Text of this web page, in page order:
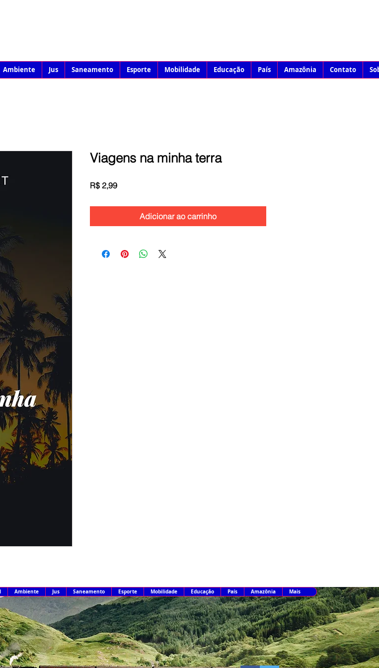
Ambiente Jus Saneamento Esporte Mobilidade Educação País Amazônia Contato
Viagens na minha terra
R$ 2,99Preço
Adicionar ao carrinho
Ambiente Jus Saneamento Esporte Mobilidade Educação País Amazônia Mais